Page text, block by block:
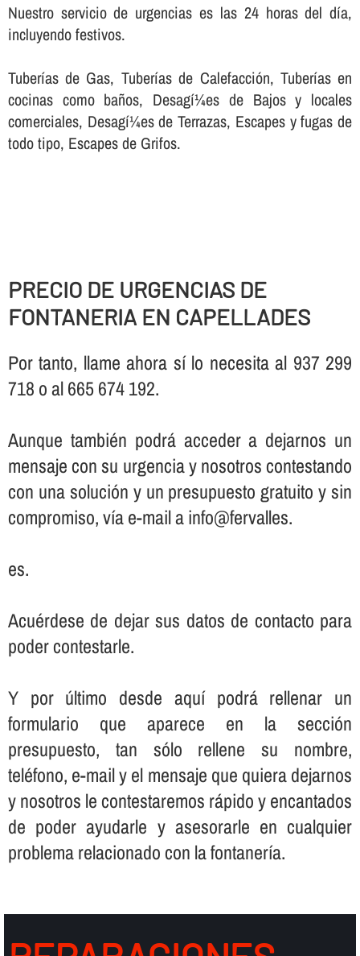
Nuestro servicio de urgencias es las 24 horas del dí­a,
incluyendo festivos.
Tuberí­as de Gas, Tuberí­as de Calefacción, Tuberí­as en
cocinas como baños, Desagí¼es de Bajos y locales
comerciales, Desagí¼es de Terrazas, Escapes y fugas de
todo tipo, Escapes de Grifos.
PRECIO DE URGENCIAS DE
FONTANERIA EN CAPELLADES
Por tanto, llame ahora sí­ lo necesita al 937 299
718 o al 665 674 192.
Aunque también podrá acceder a dejarnos un
mensaje con su urgencia y nosotros contestando
con una solución y un presupuesto gratuito y sin
compromiso, ví­a e-mail a info@fervalles.
es.
Acuérdese de dejar sus datos de contacto para
poder contestarle.
Y por último desde aquí­ podrá rellenar un
formulario que aparece en la sección
presupuesto, tan sólo rellene su nombre,
teléfono, e-mail y el mensaje que quiera dejarnos
y nosotros le contestaremos rápido y encantados
de poder ayudarle y asesorarle en cualquier
problema relacionado con la fontanerí­a.